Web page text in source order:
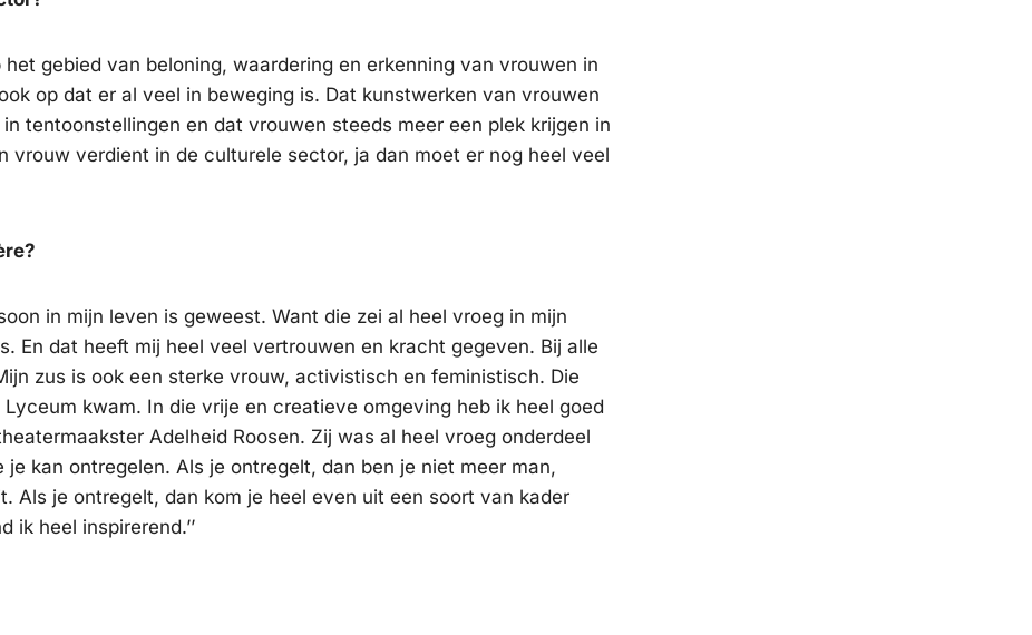
het gebied van beloning, waardering en erkenning van vrouwen in
op dat er al veel in beweging is. Dat kunstwerken van vrouwen
tentoonstellingen en dat vrouwen steeds meer een plek krijgen in
vrouw verdient in de culturele sector, ja dan moet er nog heel veel
in mijn leven is geweest. Want die zei al heel vroeg in mijn
En dat heeft mij heel veel vertrouwen en kracht gegeven. Bij alle
zus is ook een sterke vrouw, activistisch en feministisch. Die
kwam. In die vrije en creatieve omgeving heb ik heel goed
Adelheid Roosen. Zij was al heel vroeg onderdeel
kan ontregelen. Als je ontregelt, dan ben je niet meer man,
Als je ontregelt, dan kom je heel even uit een soort van kader
heel inspirerend.’’